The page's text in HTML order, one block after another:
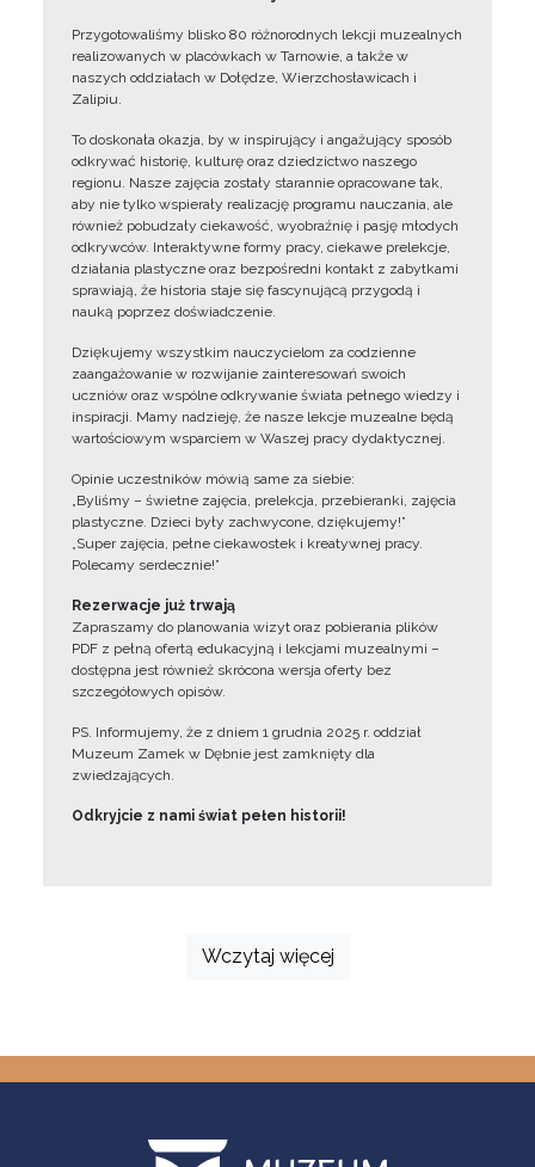
Przygotowaliśmy blisko 80 różnorodnych lekcji muzealnych
realizowanych w placówkach w Tarnowie, a także w
naszych oddziałach w Dołędze, Wierzchosławicach i
Zalipiu.
To doskonała okazja, by w inspirujący i angażujący sposób
odkrywać historię, kulturę oraz dziedzictwo naszego
regionu. Nasze zajęcia zostały starannie opracowane tak,
aby nie tylko wspierały realizację programu nauczania, ale
również pobudzały ciekawość, wyobraźnię i pasję młodych
odkrywców. Interaktywne formy pracy, ciekawe prelekcje,
działania plastyczne oraz bezpośredni kontakt z zabytkami
sprawiają, że historia staje się fascynującą przygodą i
nauką poprzez doświadczenie.
Dziękujemy wszystkim nauczycielom za codzienne
zaangażowanie w rozwijanie zainteresowań swoich
uczniów oraz wspólne odkrywanie świata pełnego wiedzy i
inspiracji. Mamy nadzieję, że nasze lekcje muzealne będą
wartościowym wsparciem w Waszej pracy dydaktycznej.
Opinie uczestników mówią same za siebie:
„Byliśmy – świetne zajęcia, prelekcja, przebieranki, zajęcia
plastyczne. Dzieci były zachwycone, dziękujemy!”
„Super zajęcia, pełne ciekawostek i kreatywnej pracy.
Polecamy serdecznie!”
Rezerwacje już trwają
Zapraszamy do planowania wizyt oraz pobierania plików
PDF z pełną ofertą edukacyjną i lekcjami muzealnymi –
dostępna jest również skrócona wersja oferty bez
szczegółowych opisów.
PS. Informujemy, że z dniem 1 grudnia 2025 r. oddział
Muzeum Zamek w Dębnie jest zamknięty dla
zwiedzających.
Odkryjcie z nami świat pełen historii!
Wczytaj więcej